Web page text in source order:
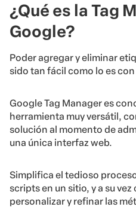
¿Qué es la Tag
Google?
Poder agregar y eliminar
sido tan fácil como lo es
Google Tag Manager es
herramienta muy versátil,
solución al momento de
una única interfaz web.
Simplifica el tedioso
scripts en un sitio, y a su
personalizar y refinar las